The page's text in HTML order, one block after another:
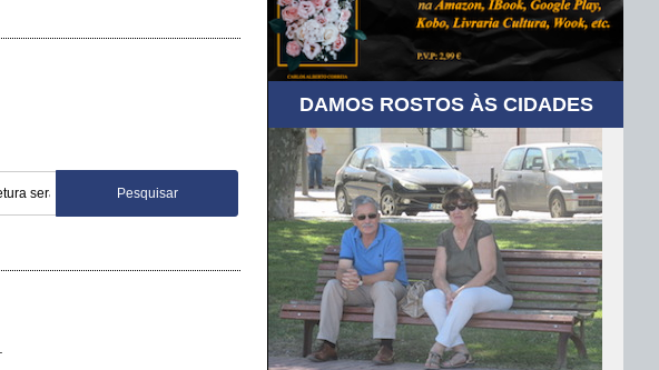
DAMOS ROSTOS ÀS CIDADES